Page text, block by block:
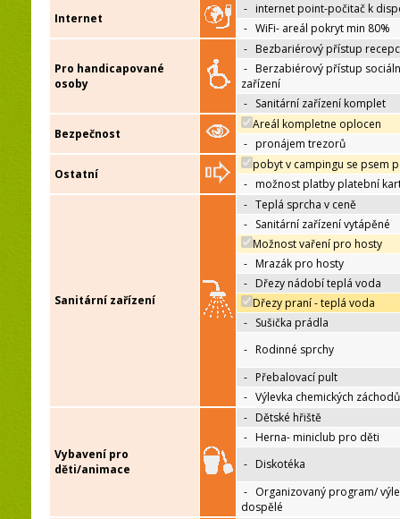
Internet
- internet point-počitač k
- WiFi- areál pokryt min 80%
Pro handicapované
osoby
- Bezbariérový přístup
- Berzabiérový přístup
zařízení
- Sanitární zařízení komplet
Bezpečnost
Areál kompletne oplocen
- pronájem trezorů
Ostatní
pobyt v campingu se psem
- možnost platby platební
Sanitární zařízení
- Teplá sprcha v ceně
- Sanitární zařízení vytápěné
Možnost vaření pro hosty
- Mrazák pro hosty
- Dřezy nádobí teplá voda
Dřezy praní - teplá voda
- Sušička prádla
- Rodinné sprchy
- Přebalovací pult
- Výlevka chemických záchodů
Vybavení pro
děti/animace
- Dětské hřiště
- Herna- miniclub pro děti
- Diskotéka
- Organizovaný program/
dospělé